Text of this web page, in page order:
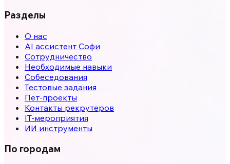
Разделы
О нас
AI ассистент Софи
Сотрудничество
Необходимые навыки
Собеседования
Тестовые задания
Пет-проекты
Контакты рекрутеров
IT-мероприятия
ИИ инструменты
По городам